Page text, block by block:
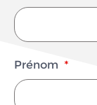
Prénom *